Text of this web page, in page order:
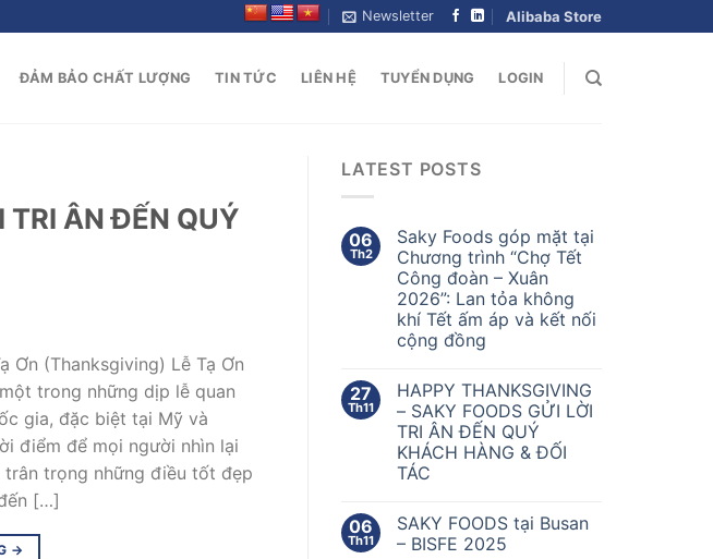
Newsletter Alibaba Store
ĐẢM BẢO CHẤT LƯỢNG TIN TỨC LIÊN HỆ TUYỂN DỤNG LOGIN
TRI ÂN ĐẾN QUÝ
Ơn (Thanksgiving) Lễ Tạ Ơn
trong những dịp lễ quan
gia, đặc biệt tại Mỹ và
điểm để mọi người nhìn lại
trân trọng những điều tốt đẹp
[…]
→
LATEST POSTS
06
Th2
Saky Foods góp mặt tại
Chương trình “Chợ Tết
Công đoàn – Xuân
2026”: Lan tỏa không
khí Tết ấm áp và kết nối
cộng đồng
27
Th11
HAPPY THANKSGIVING
– SAKY FOODS GỬI LỜI
TRI ÂN ĐẾN QUÝ
KHÁCH HÀNG & ĐỐI
TÁC
06
Th11
SAKY FOODS tại Busan
– BISFE 2025